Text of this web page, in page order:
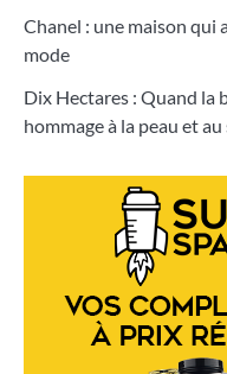
Chanel : une maison qui
mode
Dix Hectares : Quand la
hommage à la peau et au